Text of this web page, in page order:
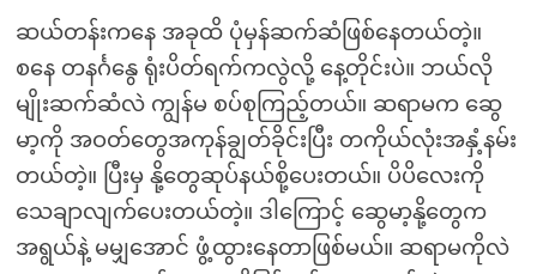
ဆယ်တန်းကနေ အခုထိ ပုံမှန်ဆက်ဆံဖြစ်နေတယ်တဲ့။
စနေ တနင်္ဂနွေ ရုံးပိတ်ရက်ကလွဲလို့ နေ့တိုင်းပဲ။ ဘယ်လို
မျိုးဆက်ဆံလဲ ကျွန်မ စပ်စုကြည့်တယ်။ ဆရာမက ဆွေ
မာ့ကို အဝတ်တွေအကုန်ချွတ်ခိုင်းပြီး တကိုယ်လုံးအနှံ့နမ်း
တယ်တဲ့။ ပြီးမှ နို့တွေဆုပ်နယ်စို့ပေးတယ်။ ပိပိလေးကို
သေချာလျက်ပေးတယ်တဲ့။ ဒါကြောင့် ဆွေမာ့နို့တွေက
အရွယ်နဲ့ မမျှအောင် ဖွံ့ထွားနေတာဖြစ်မယ်။ ဆရာမကိုလဲ